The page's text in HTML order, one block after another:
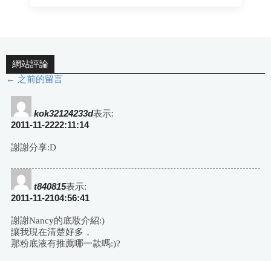
網站評論
評
論
導
航
← 之前的留言
kok32124233d表示:
2011-11-2222:11:14
謝謝分享:D
t840815表示:
2011-11-2104:56:41
謝謝Nancy的底妝介紹:)
讓我現在清楚好多，
那粉底液有推薦哪一款嗎:)?